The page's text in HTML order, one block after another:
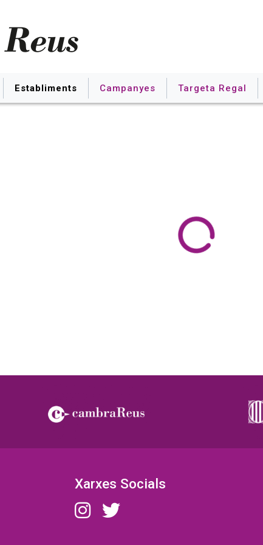
Establiments Campanyes Targeta Regal
Xarxes Socials